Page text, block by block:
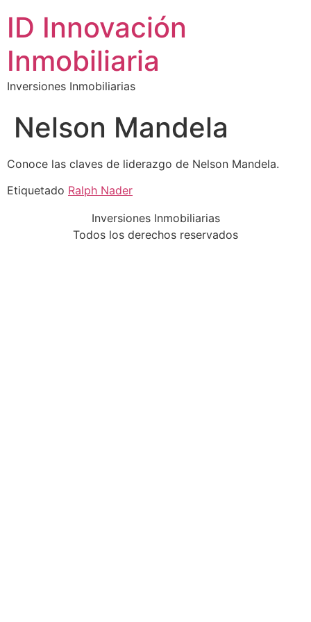
ID Innovación
Inmobiliaria
Inversiones Inmobiliarias
Nelson Mandela
Conoce las claves de liderazgo de Nelson Mandela.
Etiquetado Ralph Nader
Inversiones Inmobiliarias
Todos los derechos reservados